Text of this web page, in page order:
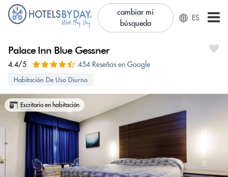
cambiar mi
búsqueda
ES
Palace Inn Blue Gessner
4.4/5 454 Reseñas en Google
Habitación De Uso Diurno
Escritorio en habitación